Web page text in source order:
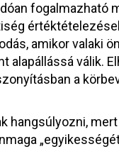
fogalmazható
amikor valaki
alapállássá válik.
a
hangsúlyozni,